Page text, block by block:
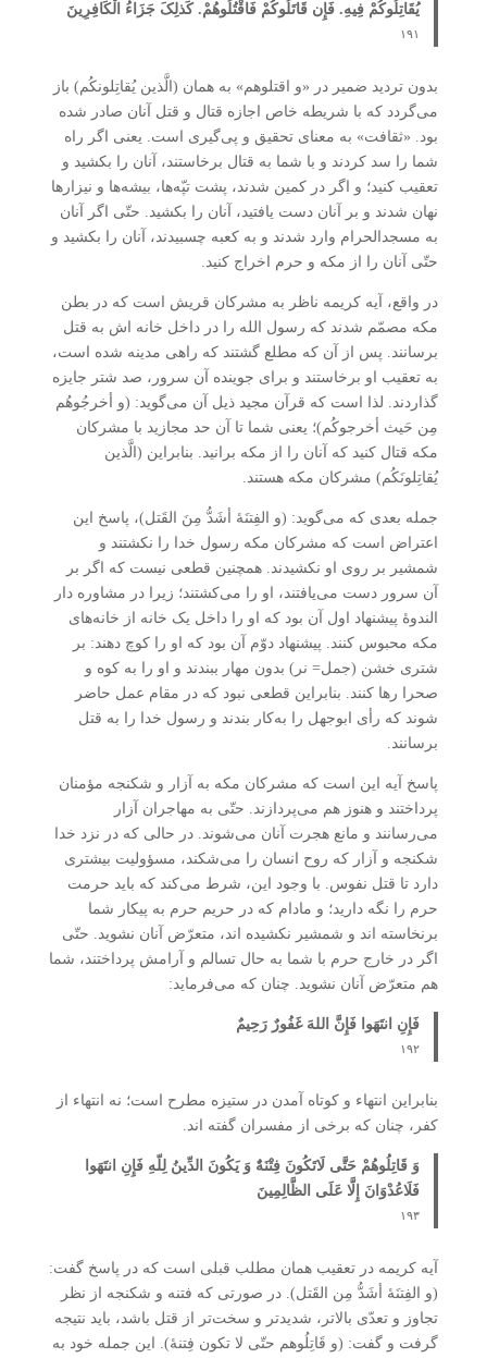
یُقَاتِلُوکُمْ فِیهِ. فَإِن قَاتَلُوکُمْ فَاقْتُلُوهُمْ. کَذلِکَ جَزَاءُ الْکَافِرِینَ
۱۹۱
بدون تردید ضمیر در «و اقتلوهم» به همان (الَّذین یُقاتِلونکُم) باز
می‌گردد که با شریطه خاص اجازه قتال و قتل آنان صادر شده
بود. «ثقافت» به معنای تحقیق و پی‌گیری است. یعنی اگر راه
شما را سد کردند و با شما به قتال برخاستند، آنان را بکشید و
تعقیب کنید؛ و اگر در کمین شدند، پشت تپّه‌ها، بیشه‌ها و نیزارها
نهان شدند و بر آنان دست یافتید، آنان را بکشید. حتّی اگر آنان
به مسجدالحرام وارد شدند و به کعبه چسبیدند، آنان را بکشید و
حتّی آنان را از مکه و حرم اخراج کنید.
در واقع، آیه کریمه ناظر به مشرکان قریش است که در بطن
مکه مصمّم شدند که رسول الله را در داخل خانه اش به قتل
برسانند. پس از آن که مطلع گشتند که راهی مدینه شده است،
به تعقیب او برخاستند و برای جوینده آن سرور، صد شتر جایزه
گذاردند. لذا است که قرآن مجید ذیل آن می‌گوید: (و أخرجُوهُم
مِن حَیث أخرجوکُم)؛ یعنی شما تا آن حد مجازید با مشرکان
مکه قتال کنید که آنان را از مکه برانید. بنابراین (الَّذین
یُقاتِلونَکُم) مشرکان مکه هستند.
جمله بعدی که می‌گوید: (و الفِتنَۀ أشَدُّ مِنَ القَتل)، پاسخ این
اعتراض است که مشرکان مکه رسول خدا را نکشتند و
شمشیر بر روی او نکشیدند. همچنین قطعی نیست که اگر بر
آن سرور دست می‌یافتند، او را می‌کشتند؛ زیرا در مشاوره دار
الندوۀ پیشنهاد اول آن بود که او را داخل یک خانه از خانه‌های
مکه محبوس کنند. پیشنهاد دوّم آن بود که او را کوچ دهند: بر
شتری خشن (جمل= نر) بدون مهار ببندند و او را به کوه و
صحرا رها کنند. بنابراین قطعی نبود که در مقام عمل حاضر
شوند که رأی ابوجهل را به‌کار بندند و رسول خدا را به قتل
برسانند.
پاسخ آیه این است که مشرکان مکه به آزار و شکنجه مؤمنان
پرداختند و هنوز هم می‌پردازند. حتّی به مهاجران آزار
می‌‌رسانند و مانع هجرت آنان می‌شوند. در حالی که در نزد خدا
شکنجه و آزار که روح انسان را می‌شکند، مسؤولیت بیشتری
دارد تا قتل نفوس. با وجود این، شرط می‌کند که باید حرمت
حرم را نگه دارید؛ و مادام که در حریم حرم به پیکار شما
برنخاسته اند و شمشیر نکشیده اند، متعرّض آنان نشوید. حتّی
اگر در خارج حرم با شما به حال تسالم و آرامش پرداختند، شما
هم متعرّض آنان نشوید. چنان که می‌فرماید:
فَإِنِ انتَهَوا فَإِنَّ اللهَ غَفُورٌ رَحِیمٌ
۱۹۲
بنابراین انتهاء و کوتاه آمدن در ستیزه مطرح است؛ نه انتهاء از
کفر، چنان که برخی از مفسران گفته اند.
وَ قَاتِلُوهُمْ حَتَّی لَاتَکُونَ فِتْنَۀٌ وَ یَکُونَ الدِّینُ لِلّهِ فَإِنِ انتَهَوا
فَلَاعُدْوَانَ إِلَّا عَلَی الظَّالِمِینَ
۱۹۳
آیه کریمه در تعقیب‌ همان مطلب قبلی است که در پاسخ گفت:
(و الفِتنَۀ أشَدُّ مِن القَتل). در صورتی که فتنه و شکنجه از نظر
تجاوز و تعدّی بالاتر، شدیدتر و سخت‌تر از قتل باشد، باید نتیجه
گرفت و گفت: (و قَاتِلُوهم حتّی لا تکون فِتنۀ). این جمله خود به